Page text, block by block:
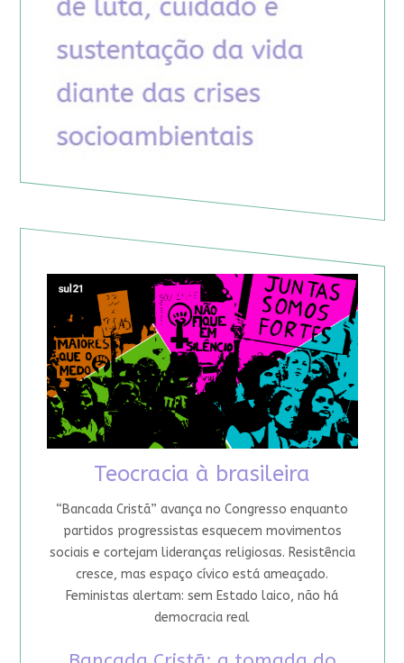
Teocracia à brasileira
“Bancada Cristã” avança no Congresso enquanto
partidos progressistas esquecem movimentos
sociais e cortejam lideranças religiosas. Resistência
cresce, mas espaço cívico está ameaçado.
Feministas alertam: sem Estado laico, não há
democracia real